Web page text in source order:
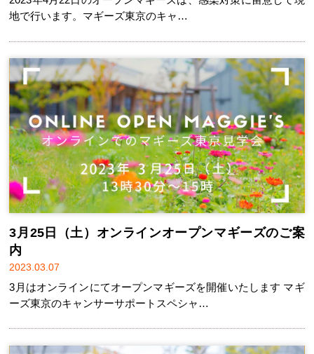
地で行います。マギーズ東京のキャ…
3月25日（土）オンラインオープンマギーズのご案
内
2023.03.07
3月はオンラインにてオープンマギーズを開催いたします マギ
ーズ東京のキャンサーサポートスペシャ…